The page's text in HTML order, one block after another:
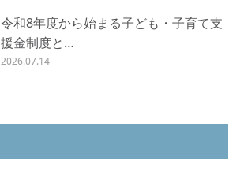
令和8年度から始まる子ども・子育て支
援金制度と…
2026.07.14